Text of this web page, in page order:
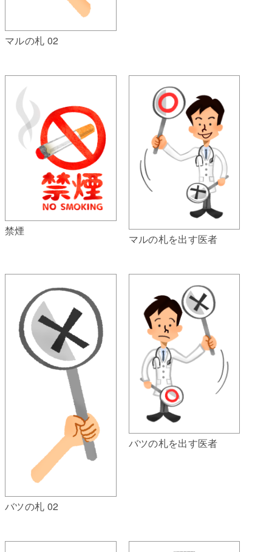
マルの札 02
禁煙
マルの札を出す医者
バツの札 02
バツの札を出す医者